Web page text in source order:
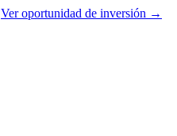
Ver oportunidad de inversión →